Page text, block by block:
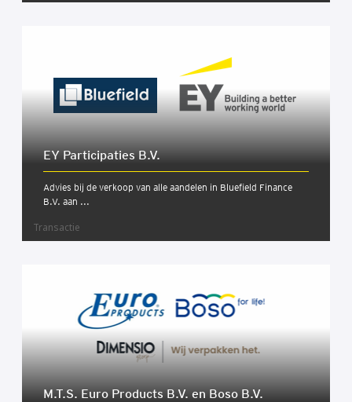
EY Par­ti­ci­pa­ties B.V.
Advies bij de verkoop van alle aandelen in Bluefield Finance
B.V. aan ...
Transactie
M.T.S. Euro Pro­ducts B.V. en Boso B.V.